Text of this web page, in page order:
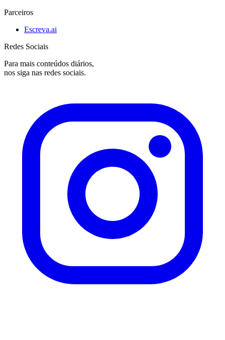
Parceiros
Escreva.ai
Redes Sociais
Para mais conteúdos diários,
nos siga nas redes sociais.